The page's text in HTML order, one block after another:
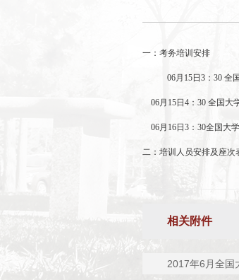
一：考务培训安排
06月 15日 3 ： 30 全
06月 15日 4 ： 30 全国大
06月 16日 3 ： 30全国大
二：培训人员安排及座次
相关附件
2017年6月全国